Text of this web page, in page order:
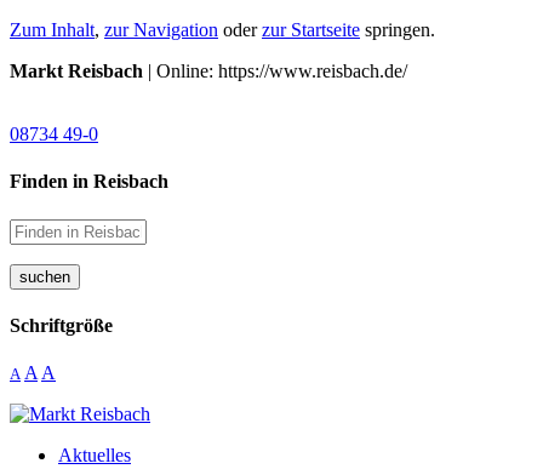
Zum Inhalt, zur Navigation oderzur Startseite springen.
Markt Reisbach | Online: https://www.reisbach.de/
08734 49-0
Finden in Reisbach
suchen
Schriftgröße
A A A
Aktuelles